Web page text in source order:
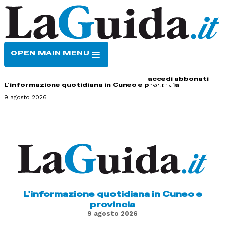
OPEN MAIN MENU
accedi abbonati
L'informazione quotidiana in Cuneo e provincia
9 agosto 2026
L'informazione quotidiana in Cuneo e
provincia
9 agosto 2026